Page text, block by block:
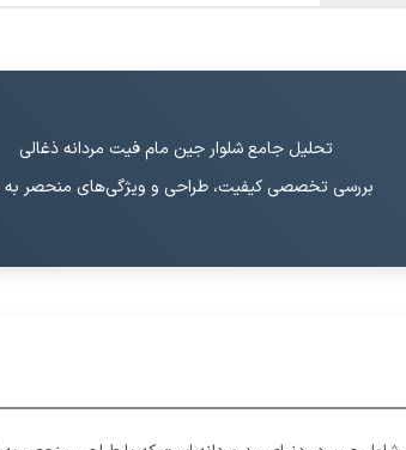
تحلیل جامع شلوار جین مام فیت مردانه ذغالی
بررسی تخصصی کیفیت، طراحی و ویژگی‌های منحصر به